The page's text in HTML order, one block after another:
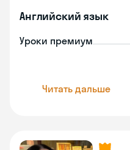
Английский язык
Уроки премиум
Читать дальше